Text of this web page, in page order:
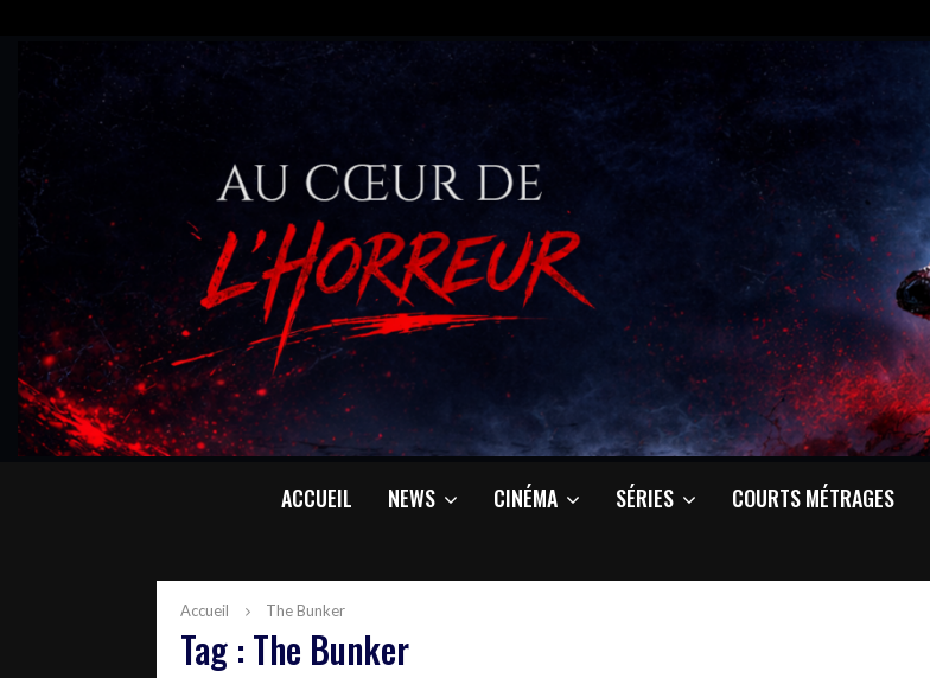
ACCUEIL NEWS CINÉMA SÉRIES COURTS MÉTRAGES
Accueil The Bunker
Tag : The Bunker